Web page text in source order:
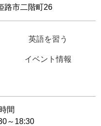
路市二階町26
英語を習う
イベント情報
間
～18:30